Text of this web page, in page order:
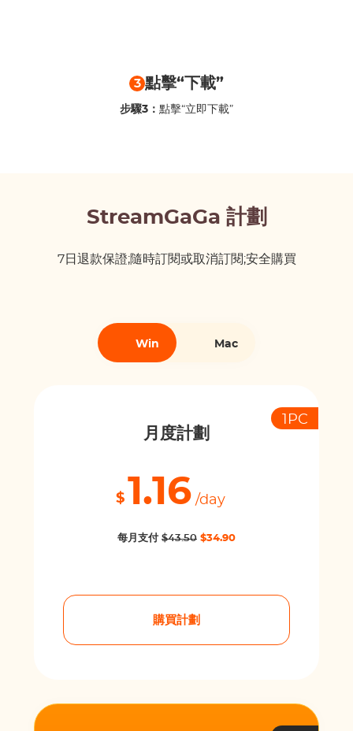
3 點擊“下載”
步驟3： 點擊“立即下載”
StreamGaGa 計劃
7日退款保證;隨時訂閱或取消訂閱;安全購買
Win Mac
月度計劃
1PC
$ 1.16 /day
每月支付 $43.50 $34.90
購買計劃